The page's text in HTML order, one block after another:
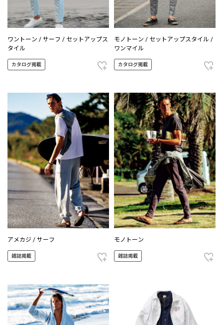
ワントーン / サーフ / セットアップス
タイル
カタログ掲載
モノトーン / セットアップスタイル /
ワンマイル
カタログ掲載
アメカジ / サーフ
雑誌掲載
モノトーン
雑誌掲載